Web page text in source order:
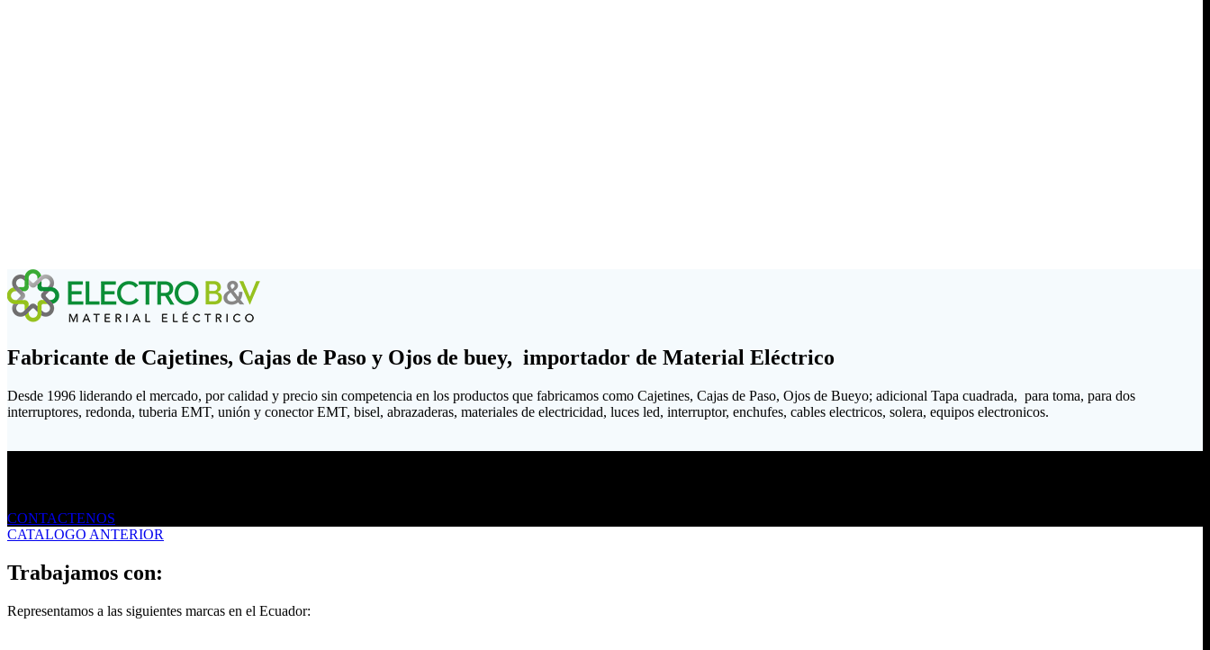
Fabricante de Cajetines, Cajas de Paso y Ojos de buey, importador de Material Eléctrico
Desde 1996 liderando el mercado, por calidad y precio sin competencia en los productos que fabricamos como Cajetines, Cajas de Paso, Ojos de Bueyo; adicional Tapa cuadrada, para toma, para dos
interruptores, redonda, tuberia EMT, unión y conector EMT, bisel, abrazaderas, materiales de electricidad, luces led, interruptor, enchufes, cables electricos, solera, equipos electronicos.
CONTACTENOS
CATALOGO ANTERIOR
Trabajamos con:
Representamos a las siguientes marcas en el Ecuador: